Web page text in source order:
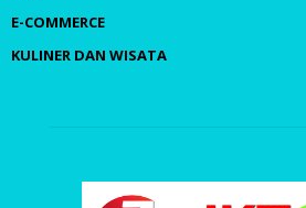
E-COMMERCE
KULINER DAN WISATA